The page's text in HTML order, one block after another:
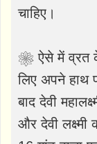
चाहिए।
❀ ऐसे में व्रत
लिए अपने हाथ
बाद देवी
और देवी